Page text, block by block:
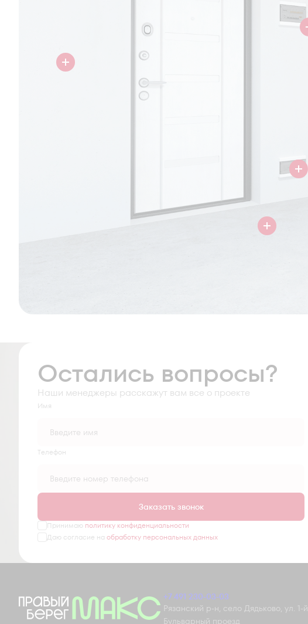
Остались вопросы?
Наши менеджеры расскажут вам все о проекте
Имя
Tелефон
Заказать звонок
Принимаю политику конфиденциальности
Даю согласие на обработку персональных данных
+7 491 230-03-03
Рязанский р-н, село Дядьково, ул. 1-й
Бульварный проезд